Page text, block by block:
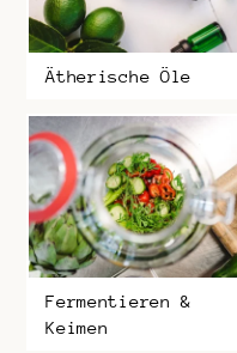
Ätherische Öle
Fermentieren &
Keimen